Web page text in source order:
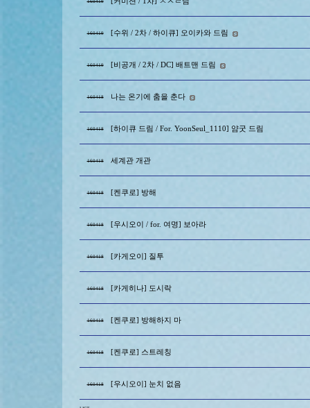
160419
160419 [수위 / 2차 / 하이큐] 오이카와 드림
160419 [비공개 / 2차 / DC] 배트맨 드림
160418 나는 온기에 춤을 춘다
160418 [하이큐 드림 / For. YoonSeul_1110] 얌굿 드림
160418 세계관 개관
160418 [켄쿠로] 방해
160418 [우시오이 / for. 여명] 보아라
160418 [카게오이] 질투
160418 [카게히나] 도시락
160418 [켄쿠로] 방해하지 마
160418 [켄쿠로] 스트레칭
160418 [우시오이] 눈치 없음